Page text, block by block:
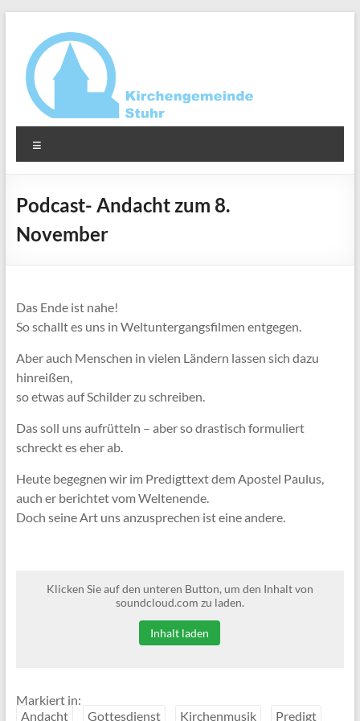
springen
Ev.-
luth.
Kirchengemeinde
Stuhr
Podcast- Andacht zum 8.
November
Das Ende ist nahe!
So schallt es uns in Weltuntergangsfilmen entgegen.
Aber auch Menschen in vielen Ländern lassen sich dazu
hinreißen,
so etwas auf Schilder zu schreiben.
Das soll uns aufrütteln – aber so drastisch formuliert
schreckt es eher ab.
Heute begegnen wir im Predigttext dem Apostel Paulus,
auch er berichtet vom Weltenende.
Doch seine Art uns anzusprechen ist eine andere.
Klicken Sie auf den unteren Button, um den Inhalt von
soundcloud.com zu laden.
Inhalt laden
Markiert in:
Andacht
Gottesdienst Kirchenmusik Predigt